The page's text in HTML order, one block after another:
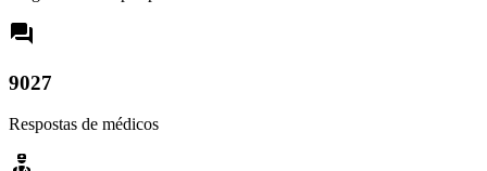
9027
Respostas de médicos